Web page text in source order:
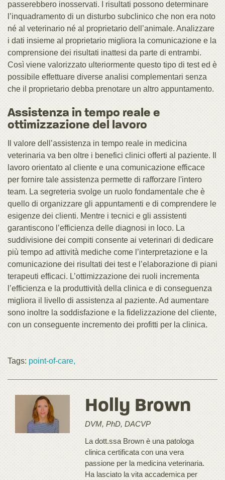
passerebbero inosservati. I risultati possono determinare
l’inquadramento di un disturbo subclinico che non era noto
né al veterinario né al proprietario dell’animale. Analizzare
i dati insieme al proprietario migliora la comunicazione e la
comprensione dei risultati inattesi da parte di entrambi.
Così viene valorizzato ulteriormente questo tipo di test ed è
possibile effettuare diverse analisi complementari senza
che il proprietario debba prenotare un altro appuntamento.
Assistenza in tempo reale e
ottimizzazione del lavoro
Il valore dell’assistenza in tempo reale in medicina
veterinaria va ben oltre i benefici clinici offerti al paziente. Il
lavoro orientato al cliente e una comunicazione efficace
per fornire tale assistenza permette di rafforzare l'intero
team. La segreteria svolge un ruolo fondamentale che è
quello di organizzare gli appuntamenti e di comprendere le
esigenze dei clienti. Mentre i tecnici e gli assistenti
garantiscono l’efficienza delle diagnosi in loco. La
suddivisione dei compiti consente ai veterinari di dedicare
più tempo ad attività mediche come l’interpretazione e la
comunicazione dei risultati dei test e l’elaborazione di piani
terapeuti efficaci. L’ottimizzazione dei ruoli incrementa
l’efficienza e la produttività della clinica e di conseguenza
migliora il livello di assistenza al paziente. Ad aumentare
sono inoltre la soddisfazione e la fidelizzazione del cliente,
con un conseguente incremento dei profitti per la clinica.
Tags: point-of-care,
Holly Brown
DVM, PhD, DACVP
La dott.ssa Brown è una patologa
clinica certificata con una vera
passione per la medicina veterinaria.
Ha lasciato la vita accademica per